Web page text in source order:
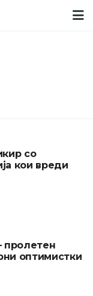
со
кои вреди
пролетен
оптимистки